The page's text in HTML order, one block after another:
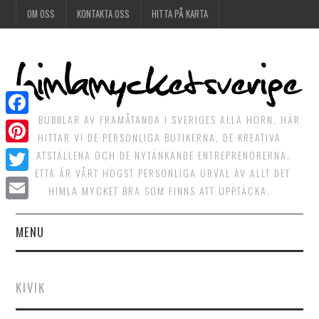
OM OSS KONTAKTA OSS HITTA PÅ KARTA
DET BUBBLAR AV FRAMÅTANDA I SVERIGES ALLA HÖRN. HÄR
HITTAR VI DE PERSONLIGA BUTIKERNA, DE KREATIVA
MATSTÄLLENA OCH DE NYTÄNKANDE ENTREPRENÖRERNA.
DETTA ÄR VÅRT HÖGST PERSONLIGA URVAL AV ALLT DET
HIMLA MYCKET BRA SOM FINNS ATT UPPTÄCKA.
MENU
HIMLAGRÖNT
KIVIK
Facebook
Pinterest
Twitter
Email